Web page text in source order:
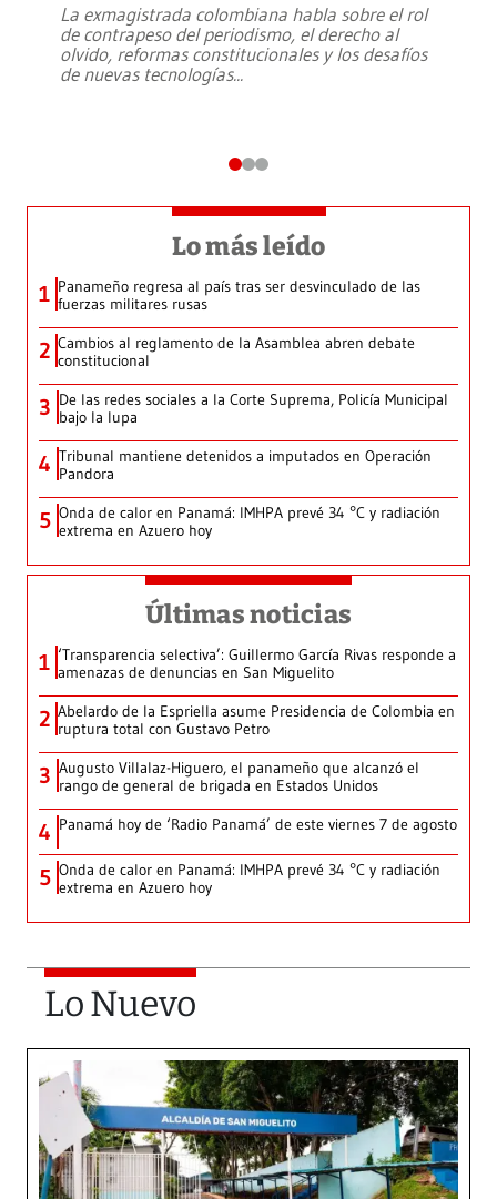
La exmagistrada colombiana habla sobre el rol
de contrapeso del periodismo, el derecho al
olvido, reformas constitucionales y los desafíos
de nuevas tecnologías...
Lo más leído
1 Panameño regresa al país tras ser desvinculado de las
fuerzas militares rusas
2 Cambios al reglamento de la Asamblea abren debate
constitucional
3 De las redes sociales a la Corte Suprema, Policía Municipal
bajo la lupa
4 Tribunal mantiene detenidos a imputados en Operación
Pandora
5 Onda de calor en Panamá: IMHPA prevé 34 °C y radiación
extrema en Azuero hoy
Últimas noticias
1 ‘Transparencia selectiva’: Guillermo García Rivas responde a
amenazas de denuncias en San Miguelito
2 Abelardo de la Espriella asume Presidencia de Colombia en
ruptura total con Gustavo Petro
3 Augusto Villalaz-Higuero, el panameño que alcanzó el
rango de general de brigada en Estados Unidos
4 Panamá hoy de ‘Radio Panamá’ de este viernes 7 de agosto
5 Onda de calor en Panamá: IMHPA prevé 34 °C y radiación
extrema en Azuero hoy
Lo Nuevo